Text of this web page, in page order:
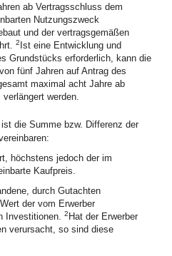
ab Vertragsschluss dem
Nutzungszweck
und der vertragsgemäßen
2 Ist eine Entwicklung und
Grundstücks erforderlich, kann die
fünf Jahren auf Antrag des
maximal acht Jahre ab
werden.
die Summe bzw. Differenz der
höchstens jedoch der im
Kaufpreis.
durch Gutachten
der vom Erwerber
Investitionen. 2 Hat der Erwerber
verursacht, so sind diese